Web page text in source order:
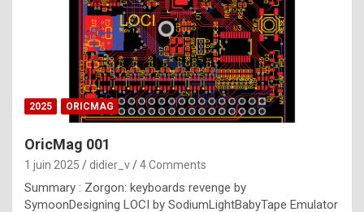
t
p
h
o
n
y
l
2025 ORICMAG
OricMag 001
1 juin 2025 didier_v 4 Comments
Summary : Zorgon: keyboards revenge by
SymoonDesigning LOCI by SodiumLightBabyTape Emulator